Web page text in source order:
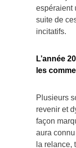
espéraient
suite de
incitatifs.
L’année
les
Plusieurs
revenir et
façon
aura
la relance,